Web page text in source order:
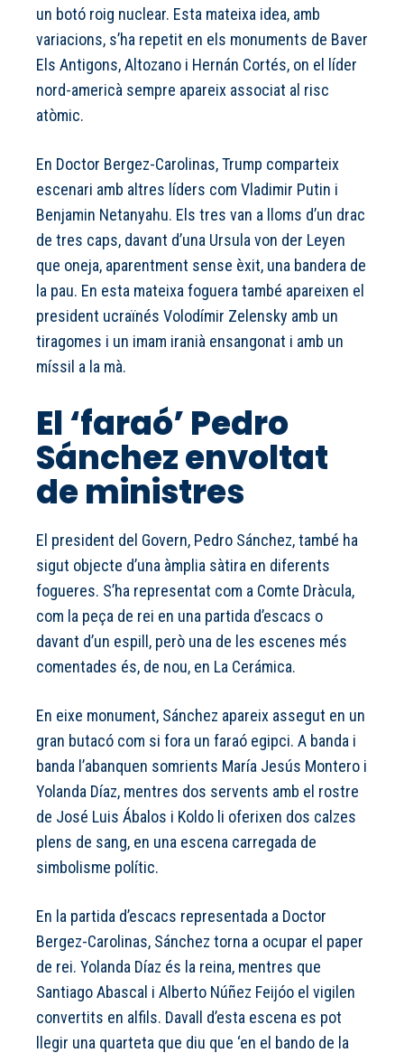
un botó roig nuclear. Esta mateixa idea, amb
variacions, s’ha repetit en els monuments de Baver
Els Antigons, Altozano i Hernán Cortés, on el líder
nord-americà sempre apareix associat al risc
atòmic.
En Doctor Bergez-Carolinas, Trump comparteix
escenari amb altres líders com Vladimir Putin i
Benjamin Netanyahu. Els tres van a lloms d’un drac
de tres caps, davant d’una Ursula von der Leyen
que oneja, aparentment sense èxit, una bandera de
la pau. En esta mateixa foguera també apareixen el
president ucraïnés Volodímir Zelensky amb un
tiragomes i un imam iranià ensangonat i amb un
míssil a la mà.
El ‘faraó’ Pedro
Sánchez envoltat
de ministres
El president del Govern, Pedro Sánchez, també ha
sigut objecte d’una àmplia sàtira en diferents
fogueres. S’ha representat com a Comte Dràcula,
com la peça de rei en una partida d’escacs o
davant d’un espill, però una de les escenes més
comentades és, de nou, en La Cerámica.
En eixe monument, Sánchez apareix assegut en un
gran butacó com si fora un faraó egipci. A banda i
banda l’abanquen somrients María Jesús Montero i
Yolanda Díaz, mentres dos servents amb el rostre
de José Luis Ábalos i Koldo li oferixen dos calzes
plens de sang, en una escena carregada de
simbolisme polític.
En la partida d’escacs representada a Doctor
Bergez-Carolinas, Sánchez torna a ocupar el paper
de rei. Yolanda Díaz és la reina, mentres que
Santiago Abascal i Alberto Núñez Feijóo el vigilen
convertits en alfils. Davall d’esta escena es pot
llegir una quarteta que diu que ‘en el bando de la